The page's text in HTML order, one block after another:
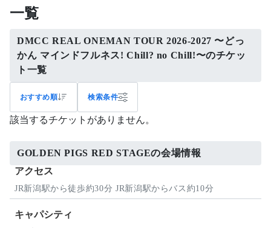
一覧
DMCC REAL ONEMAN TOUR 2026-2027 〜どっ
かん マインドフルネス! Chill? no Chill!〜のチケッ
ト一覧
おすすめ順 検索条件
該当するチケットがありません。
GOLDEN PIGS RED STAGEの会場情報
アクセス
JR新潟駅から徒歩約30分 JR新潟駅からバス約10分
キャパシティ